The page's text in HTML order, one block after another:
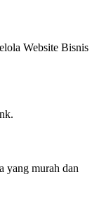
Website Bisnis
yang murah dan